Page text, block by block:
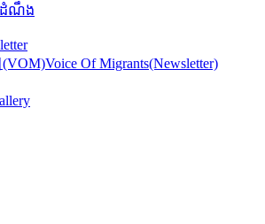
ដំណឹង
(VOM)Voice Of Migrants(Newsletter)